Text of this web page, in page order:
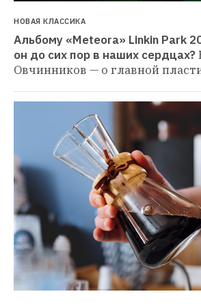
НОВАЯ КЛАССИКА
Альбому «Meteora» Linkin Park
он до сих пор в наших сердцах?
Овчинников — о главной